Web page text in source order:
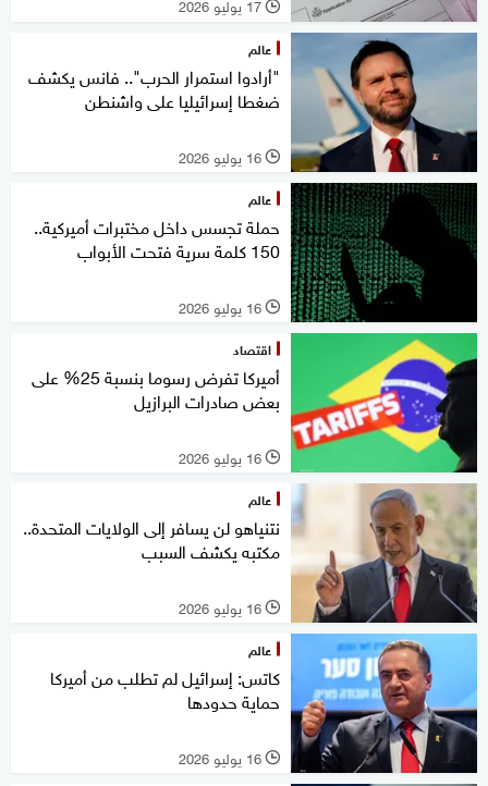
l 17 يوليو 2026
عالم
"أرادوا استمرار الحرب".. فانس يكشف
ضغطا إسرائيليا على واشنطن
l 16 يوليو 2026
عالم
حملة تجسس داخل مختبرات أميركية..
150 كلمة سرية فتحت الأبواب
l 16 يوليو 2026
اقتصاد
أميركا تفرض رسوما بنسبة 25% على
بعض صادرات البرازيل
l 16 يوليو 2026
عالم
نتنياهو لن يسافر إلى الولايات المتحدة..
مكتبه يكشف السبب
l 16 يوليو 2026
عالم
كاتس: إسرائيل لم تطلب من أميركا
حماية حدودها
l 16 يوليو 2026